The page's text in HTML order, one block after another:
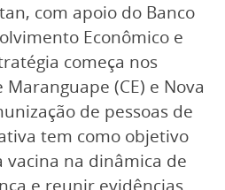
com apoio do Banco
Econômico e
começa nos
(CE) e Nova
de pessoas de
tem como objetivo
na dinâmica de